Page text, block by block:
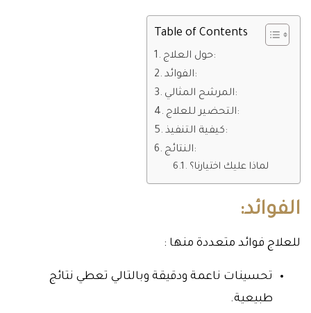
Table of Contents
حول العلاج:
الفوائد:
المرشح المثالي:
التحضير للعلاج:
كيفية التنفيذ:
النتائج:
لماذا عليك اختيارنا؟
الفوائد:
للعلاج فوائد متعددة منها :
تحسينات ناعمة ودقيقة وبالتالي تعطي نتائج
طبيعية.